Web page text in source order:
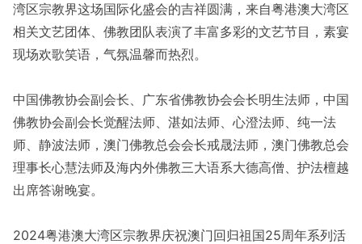
湾区宗教界这场国际化盛会的吉祥圆满，来自粤港澳大湾区
相关文艺团体、佛教团队表演了丰富多彩的文艺节目，素宴
现场欢歌笑语，气氛温馨而热烈。
中国佛教协会副会长、广东省佛教协会会长明生法师，中国
佛教协会副会长觉醒法师、湛如法师、心澄法师、纯一法
师、静波法师，澳门佛教总会会长戒晟法师，澳门佛教总会
理事长心慧法师及海内外佛教三大语系大德高僧、护法檀越
出席答谢晚宴。
2024粤港澳大湾区宗教界庆祝澳门回归祖国25周年系列活